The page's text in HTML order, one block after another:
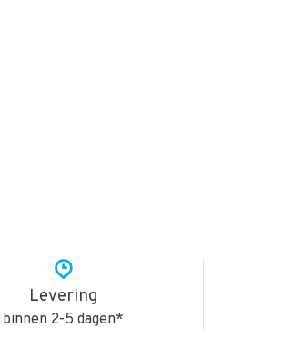
Levering
binnen 2-5 dagen*